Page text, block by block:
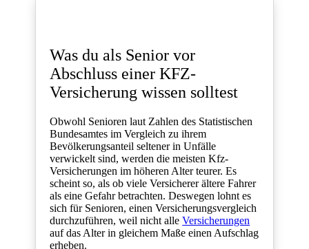
Was du als Senior vor
Abschluss einer KFZ-
Versicherung wissen solltest
Obwohl Senioren laut Zahlen des Statistischen
Bundesamtes im Vergleich zu ihrem
Bevölkerungsanteil seltener in Unfälle
verwickelt sind, werden die meisten Kfz-
Versicherungen im höheren Alter teurer. Es
scheint so, als ob viele Versicherer ältere Fahrer
als eine Gefahr betrachten. Deswegen lohnt es
sich für Senioren, einen Versicherungsvergleich
durchzuführen, weil nicht alleVersicherungen
auf das Alter in gleichem Maße einen Aufschlag
erheben.